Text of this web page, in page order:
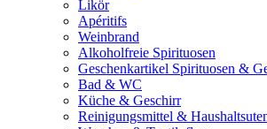
Likör
Apéritifs
Weinbrand
Alkoholfreie Spirituosen
Geschenkartikel Spirituosen &
Bad & WC
Küche & Geschirr
Reinigungsmittel &